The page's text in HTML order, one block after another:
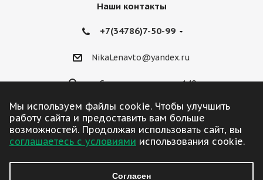
Наши контакты
+7(34786)7-50-99
NikaLenavto@yandex.ru
ул. Советская улица, д. 140
2026 © ЛенАвто
Мы используем файлы cookie. Чтобы улучшить
работу сайта и предоставить вам больше
возможностей. Продолжая использовать сайт, вы
соглашаетесь с условиями использования cookie.
Согласен